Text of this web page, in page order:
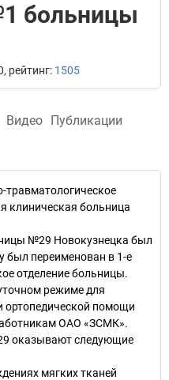
больницы
рейтинг: 1505
Видео Публикации
травматологическое
клиническая больница
№29 Новокузнецка был
был переименован в 1-е
отделение больницы.
режиме для
ортопедической помощи
ОАО «ЗСМК».
оказывают следующие
мягких тканей